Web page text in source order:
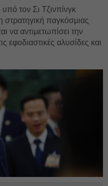
υπό τον Σι Τζινπίνγκ
στρατηγική παγκόσμιας
να αντιμετωπίσει την
εφοδιαστικές αλυσίδες και